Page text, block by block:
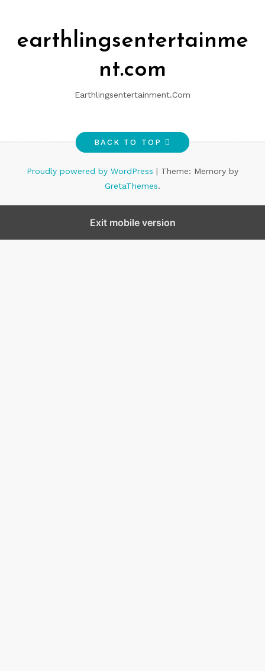
earthlingsentertainme
nt.com
Earthlingsentertainment.com
BACK TO TOP
Proudly powered by WordPress | Theme: Memory by
GretaThemes.
Exit mobile version